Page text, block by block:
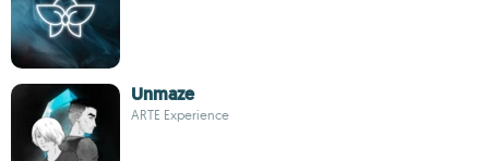
Unmaze
ARTE Experience